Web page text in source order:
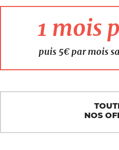
1 mois
puis 5€ par mois
NOS